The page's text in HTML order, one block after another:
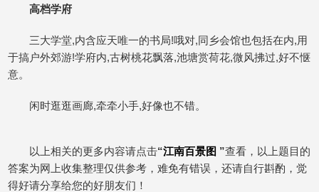
高档学府
三大学堂,内含应天唯一的书局!哦对,同乡会馆也包括在内,用
于搞户外郊游!学府内,古树桃花飘落,池塘赏荷花,微风拂过,好不惬
意。
闲时逛逛画廊,牵牵小手,好像也不错。
以上相关的更多内容请点击“江南百景图 ”查看，以上题目的
答案为网上收集整理仅供参考，难免有错误，还请自行斟酌，觉
得好请分享给您的好朋友们！